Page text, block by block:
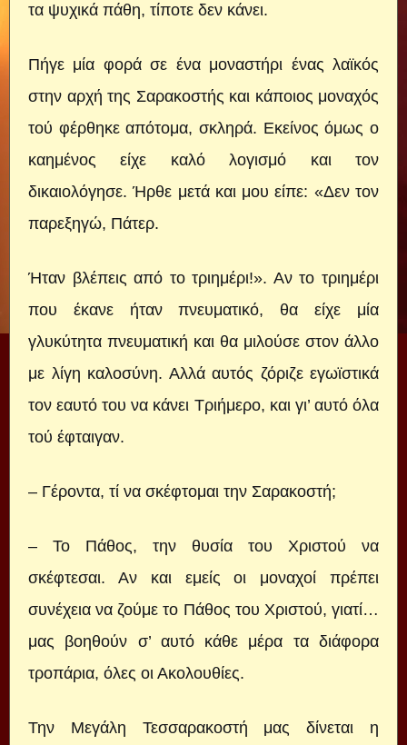
τα ψυχικά πάθη, τίποτε δεν κάνει.
Πήγε μία φορά σε ένα μοναστήρι ένας λαϊκός
στην αρχή της Σαρακοστής και κάποιος μοναχός
τού φέρθηκε απότομα, σκληρά. Εκείνος όμως ο
καημένος είχε καλό λογισμό και τον
δικαιολόγησε. Ήρθε μετά και μου είπε: «Δεν τον
παρεξηγώ, Πάτερ.
Ήταν βλέπεις από το τριημέρι!». Αν το τριημέρι
που έκανε ήταν πνευματικό, θα είχε μία
γλυκύτητα πνευματική και θα μιλούσε στον άλλο
με λίγη καλοσύνη. Αλλά αυτός ζόριζε εγωϊστικά
τον εαυτό του να κάνει Τριήμερο, και γι’ αυτό όλα
τού έφταιγαν.
– Γέροντα, τί να σκέφτομαι την Σαρακοστή;
– Το Πάθος, την θυσία του Χριστού να
σκέφτεσαι. Αν και εμείς οι μοναχοί πρέπει
συνέχεια να ζούμε το Πάθος του Χριστού, γιατί…
μας βοηθούν σ’ αυτό κάθε μέρα τα διάφορα
τροπάρια, όλες οι Ακολουθίες.
Την Μεγάλη Τεσσαρακοστή μας δίνεται η